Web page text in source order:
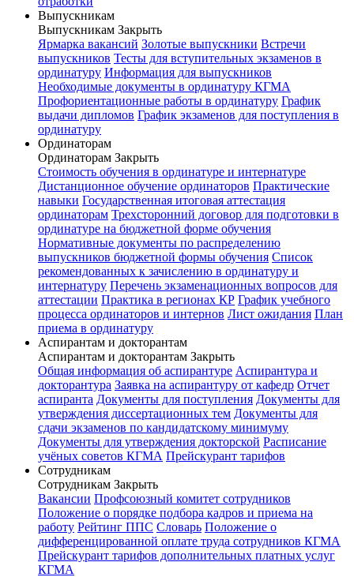
Выпускникам
Выпускникам Закрыть
Ярмарка вакансий Золотые выпускники Встречи
выпускников Тесты для вступительных экзаменов в
ординатуру Информация для выпускников
Необходимые документы в ординатуру КГМА
Профориентационные работы в ординатуру График
выдачи дипломов График экзаменов для поступления в
ординатуру
Ординаторам
Ординаторам Закрыть
Стоимость обучения в ординатуре и интернатуре
Дистанционное обучение ординаторов Практические
навыки Государственная итоговая аттестация
ординаторам Трехсторонний договор для подготовки в
ординатуре на бюджетной форме обучения
Нормативные документы по распределению
выпускников бюджетной формы обучения Список
рекомендованных к зачислению в ординатуру и
интернатуру Перечень экзаменационных вопросов для
аттестации Практика в регионах КР График учебного
процесса ординаторов и интернов Лист ожидания План
приема в ординатуру
Аспирантам и докторантам
Аспирантам и докторантам Закрыть
Общая информация об аспирантуре Аспирантура и
докторантура Заявка на аспирантуру от кафедр Отчет
аспиранта Документы для поступления Документы для
утверждения диссертационных тем Документы для
сдачи экзаменов по кандидатскому минимуму
Документы для утверждения докторской Расписание
учёных советов КГМА Прейскурант тарифов
Сотрудникам
Сотрудникам Закрыть
Вакансии Профсоюзный комитет сотрудников
Положение о порядке подбора кадров и приема на
работу Рейтинг ППС Словарь Положение о
дифференцированной оплате труда сотрудников КГМА
Прейскурант тарифов дополнительных платных услуг
КГМА